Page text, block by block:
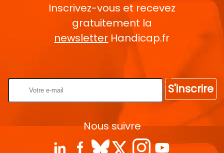
Inscrivez-vous et recevez
gratuitement la
newsletter Handicap.fr
S'inscrire
Nous suivre